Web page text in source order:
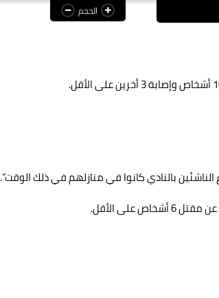
الحجم
بالنادي كانوا في منازلهم في ذلك الوقت”.
على الأقل.